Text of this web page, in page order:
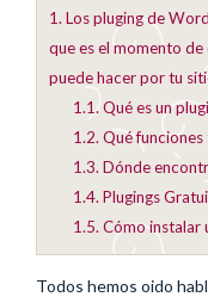
1. Los pluging de
que es el momento de
puede hacer por tu
1.1.Qué es un
1.2. Qué
1.3. Dónde
1.4. Plugings
1.5. Cómo instalar
Todos hemos oido